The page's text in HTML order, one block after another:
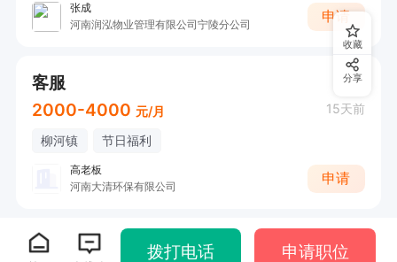
张成
河南润泓物业管理有限公司宁陵分公司
申请
客服
2000-4000 元/月 15天前
柳河镇 节日福利
高老板
河南大清环保有限公司
申请
收藏
分享
拨打电话 申请职位